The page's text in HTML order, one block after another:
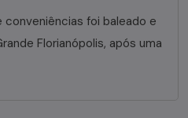
conveniências foi baleado e
Florianópolis, após uma